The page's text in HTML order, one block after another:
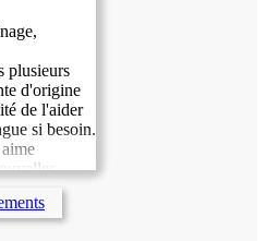
plusieurs
d'origine
de l'aider
si besoin.